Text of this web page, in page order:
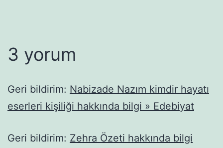
3 yorum
Geri bildirim: Nabizade Nazım kimdir hayatı
eserleri kişiliği hakkında bilgi » Edebiyat
Geri bildirim: Zehra Özeti hakkında bilgi